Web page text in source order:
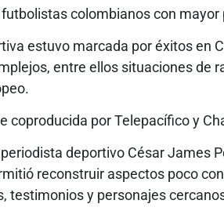
colombianos con
estuvo marcada por éxitos en
entre ellos situaciones de
coproducida por Telepacífico y
deportivo César James
reconstruir aspectos poco
testimonios y personajes